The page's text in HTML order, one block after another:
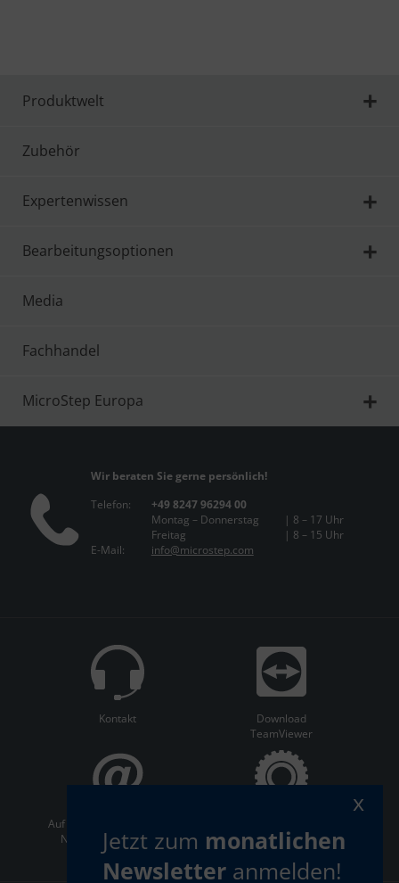
Produktwelt
Zubehör
Expertenwissen
Bearbeitungsoptionen
Media
Fachhandel
MicroStep Europa
Wir beraten Sie gerne persönlich!
Telefon:
+49 8247 96294 00
Montag – Donnerstag
| 8 – 17 Uhr
Freitag
| 8 – 15 Uhr
E-Mail:
info@microstep.com
Kontakt
Download
TeamViewer
Auf dem Laufenden bleiben:
Newsletter abonnieren
Jetzt zum monatlichen
Newsletter anmelden!
x